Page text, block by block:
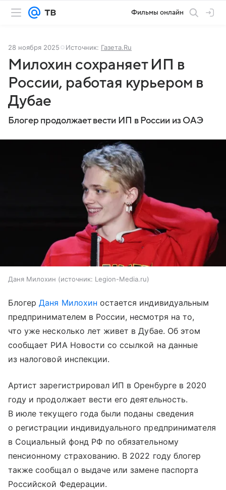
Фильмы онлайн
28 ноября 2025 Источник: Газета.Ru
Милохин сохраняет ИП в
России, работая курьером в
Дубае
Блогер продолжает вести ИП в России из ОАЭ
Даня Милохин источник: Legion-Media.ru
БлогерДаня Милохин остается индивидуальным
предпринимателем в России, несмотря на то,
что уже несколько лет живет в Дубае. Об этом
сообщает РИА Новости со ссылкой на данные
из налоговой инспекции.
Артист зарегистрировал ИП в Оренбурге в 2020
году и продолжает вести его деятельность.
В июле текущего года были поданы сведения
о регистрации индивидуального предпринимателя
в Социальный фонд РФ по обязательному
пенсионному страхованию. В 2022 году блогер
также сообщал о выдаче или замене паспорта
Российской Федерации.